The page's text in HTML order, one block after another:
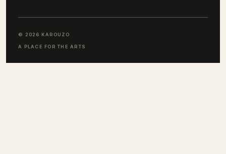
© 2026 KAROUZO
A PLACE FOR THE ARTS